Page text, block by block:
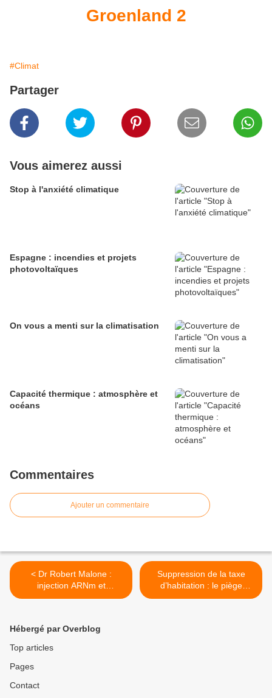
Groenland 2
#Climat
Partager
Vous aimerez aussi
Stop à l'anxiété climatique
Espagne : incendies et projets
photovoltaïques
On vous a menti sur la climatisation
Capacité thermique : atmosphère et
océans
Commentaires
Ajouter un commentaire
< Dr Robert Malone :
injection ARNm et
transhumanisme
Suppression de la taxe
d’habitation : le piège
pervers macronien se
Hébergé par Overblog
Top articles
Pages
Contact